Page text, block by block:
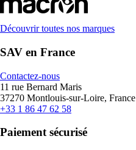
Découvrir toutes nos marques
SAV en France
Contactez-nous
11 rue Bernard Maris
37270 Montlouis-sur-Loire, France
+33 1 86 47 62 58
Paiement sécurisé